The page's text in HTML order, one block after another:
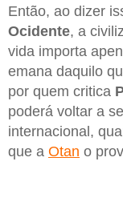
Então, ao dizer
Ocidente, a
vida importa
emana daquilo
por quem critica
poderá voltar a
internacional,
que a Otan o